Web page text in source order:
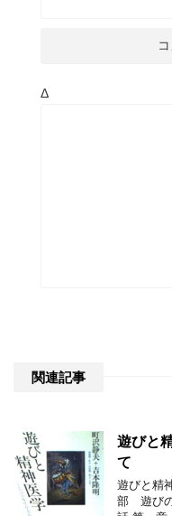
Δ
関連記事
遊びと
て
遊びと精
部 遊び